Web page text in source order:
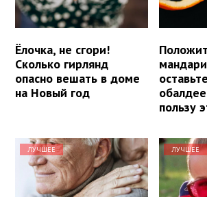
Ёлочка, не сгори!
Сколько гирлянд
опасно вешать в доме
на Новый год
пользу
ЛУЧШЕЕ ЛУЧШЕЕ